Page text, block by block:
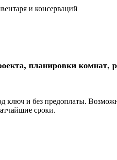
и консерваций
планировки комнат,
ключ и без предоплаты.
сроки.